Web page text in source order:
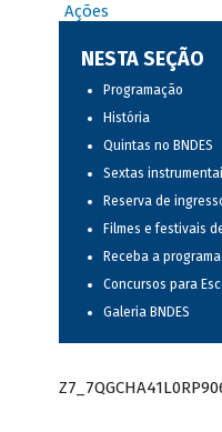
Ações
NESTA SEÇÃO
Programação
História
Quintas no BNDES
Sextas
Reserva de
Filmes e festivais
Receba a
Concursos para
Galeria BNDES